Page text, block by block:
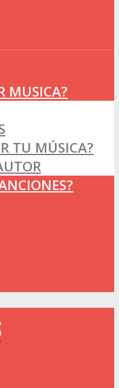
MUSICA?
TU MÚSICA?